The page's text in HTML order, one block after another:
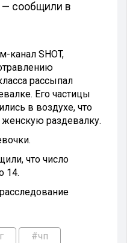
— сообщили в
канал SHOT,
рассыпал
Его частицы
в воздухе, что
раздевалку.
что число
14.
#чп